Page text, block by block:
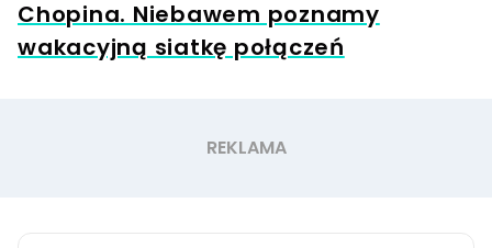
Chopina. Niebawem poznamy
wakacyjną siatkę połączeń